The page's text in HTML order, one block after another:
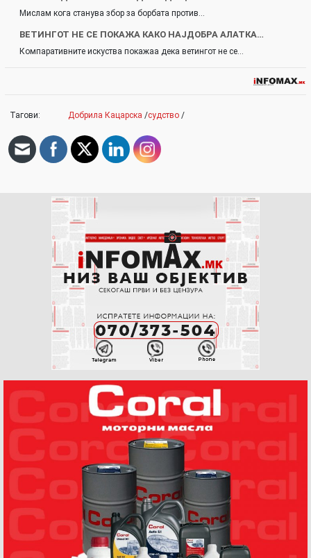
Мислам кога станува збор за борбата против…
ВЕТИНГОТ НЕ СЕ ПОКАЖА КАКО НАЈДОБРА АЛАТКА…
Компаративните искуства покажаа дека ветингот не се…
Тагови: Добрила Кацарска /судство /